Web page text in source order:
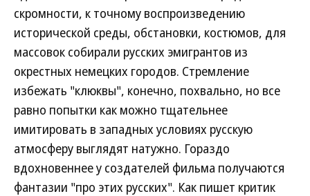
скромности, к точному воспроизведению
исторической среды, обстановки, костюмов, для
массовок собирали русских эмигрантов из
окрестных немецких городов. Стремление
избежать "клюквы", конечно, похвально, но все
равно попытки как можно тщательнее
имитировать в западных условиях русскую
атмосферу выглядят натужно. Гораздо
вдохновеннее у создателей фильма получаются
фантазии "про этих русских". Как пишет критик